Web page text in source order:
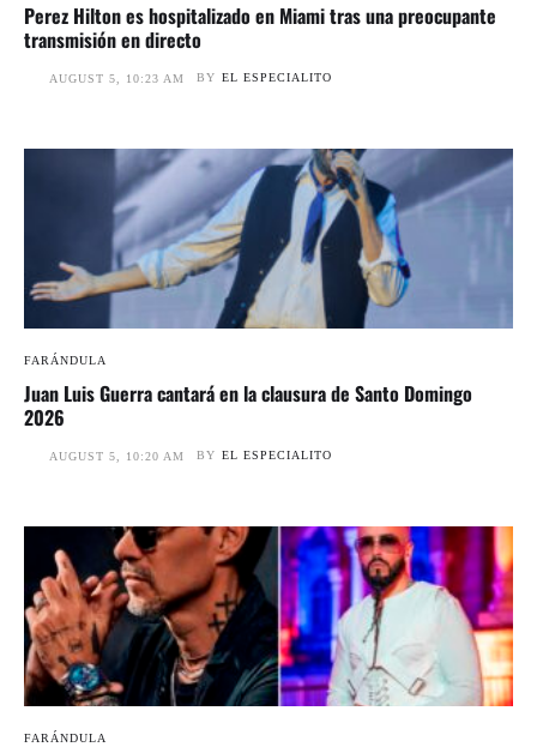
Perez Hilton es hospitalizado en Miami tras una preocupante
transmisión en directo
AUGUST 5, 10:23 AM BY EL ESPECIALITO
FARÁNDULA
Juan Luis Guerra cantará en la clausura de Santo Domingo
2026
AUGUST 5, 10:20 AM BY EL ESPECIALITO
FARÁNDULA